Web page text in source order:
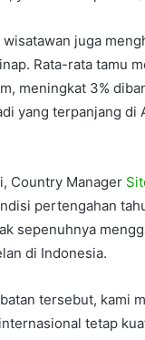
juga
Rata-rata tamu
meningkat 3%
yang terpanjang di
Country Manager
pertengahan
sepenuhnya
di Indonesia.
tersebut, kami
tetap